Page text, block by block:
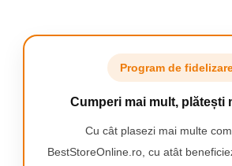
Statie de
Incarcatorul
place”
completa in
Program de
Cumperi mai mult, plătești
Cu cât plasezi mai multe
BestStoreOnline.ro, cu atât